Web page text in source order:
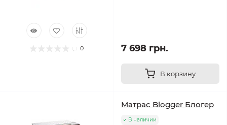
0 7 698 грн.
В корзину
Матрас Blogger Блогер
В наличии